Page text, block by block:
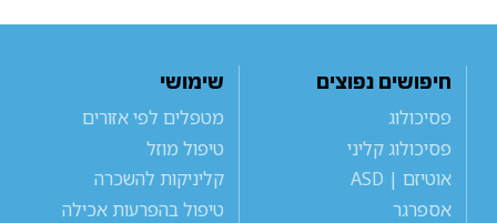
חיפושים נפוצים
פסיכולוג
פסיכולוג קליני
אוטיזם | ASD
אספרגר
שימושי
מטפלים לפי אזורים
טיפול מוזל
קליניקות להשכרה
טיפול בהפרעות אכילה